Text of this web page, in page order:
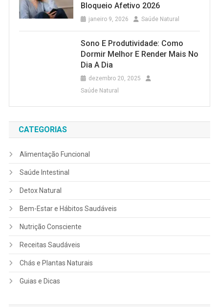
Bloqueio Afetivo 2026
janeiro 9, 2026 Saúde Natural
Sono E Produtividade: Como
Dormir Melhor E Render Mais No
Dia A Dia
dezembro 20, 2025
Saúde Natural
CATEGORIAS
Alimentação Funcional
Saúde Intestinal
Detox Natural
Bem-Estar e Hábitos Saudáveis
Nutrição Consciente
Receitas Saudáveis
Chás e Plantas Naturais
Guias e Dicas